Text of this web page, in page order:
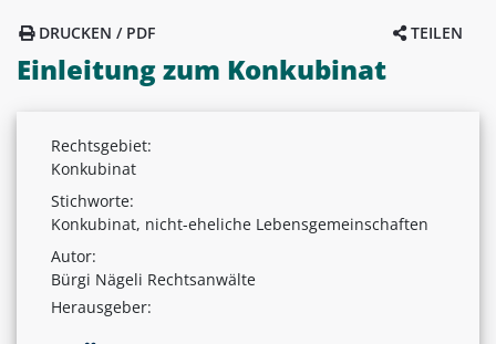
TEILEN
DRUCKEN / PDF
Einleitung zum Konkubinat
Rechtsgebiet:
Konkubinat
Stichworte:
Konkubinat, nicht-eheliche Lebensgemeinschaften
Autor:
Bürgi Nägeli Rechtsanwälte
Herausgeber: